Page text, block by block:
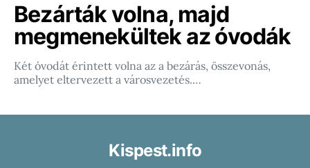
Bezárták volna, majd
megmenekültek az óvodák
Két óvodát érintett volna az a bezárás, összevonás,
amelyet eltervezett a városvezetés.…
Kispest.info